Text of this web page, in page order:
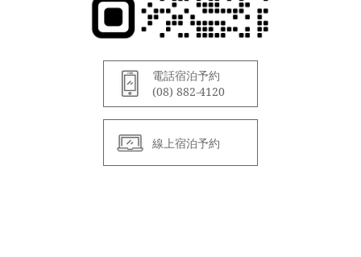
電話宿泊予約
(08) 882-4120
線上宿泊予約